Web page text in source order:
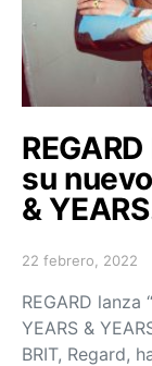
su
&
Posted on
22 febrero, 2022
REGARD lanza
YEARS &
BRIT, Regard,